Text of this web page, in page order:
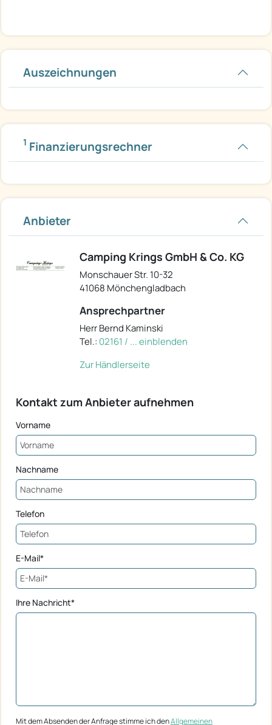
Auszeichnungen
1 Finanzierungsrechner
Anbieter
Camping Krings GmbH & Co. KG
Monschauer Str. 10-32
41068 Mönchengladbach
Ansprechpartner
Herr Bernd Kaminski
Tel.: 02161 / ... einblenden
Zur Händlerseite
Kontakt zum Anbieter aufnehmen
Vorname
Nachname
Telefon
E-Mail*
Ihre Nachricht*
Mit dem Absenden der Anfrage stimme ich denAllgemeinen